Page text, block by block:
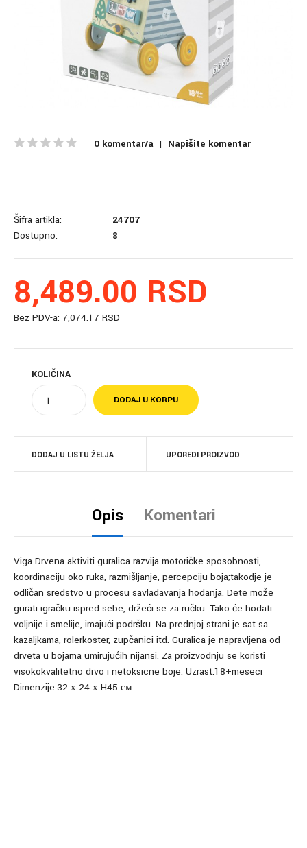
0 komentar/a | Napišite komentar
Šifra artikla:
24707
Dostupno:
8
8,489.00 RSD
Bez PDV-a: 7,074.17 RSD
KOLIČINA
DODAJ U LISTU ŽELJA UPOREDI PROIZVOD
Opis Komentari
Viga Drvena aktiviti guralica razvija motoričke sposobnosti,
koordinaciju oko-ruka, razmišljanje, percepciju boja;takodje je
odličan sredstvo u procesu savladavanja hodanja. Dete može
gurati igračku ispred sebe, držeći se za ručku. Tako će hodati
voljnije i smelije, imajući podršku. Na prednjoj strani je sat sa
kazaljkama, rolerkoster, zupčanici itd. Guralica je napravljena od
drveta u bojama umirujućih nijansi. Za proizvodnju se koristi
visokokvalitetno drvo i netoksicne boje. Uzrast:18+meseci
Dimenzije:32 х 24 х H45 см